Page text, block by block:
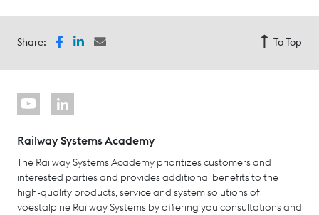
Share: To Top
Railway Systems Academy
The Railway Systems Academy prioritizes customers and
interested parties and provides additional benefits to the
high-quality products, service and system solutions of
voestalpine Railway Systems by offering you consultations and